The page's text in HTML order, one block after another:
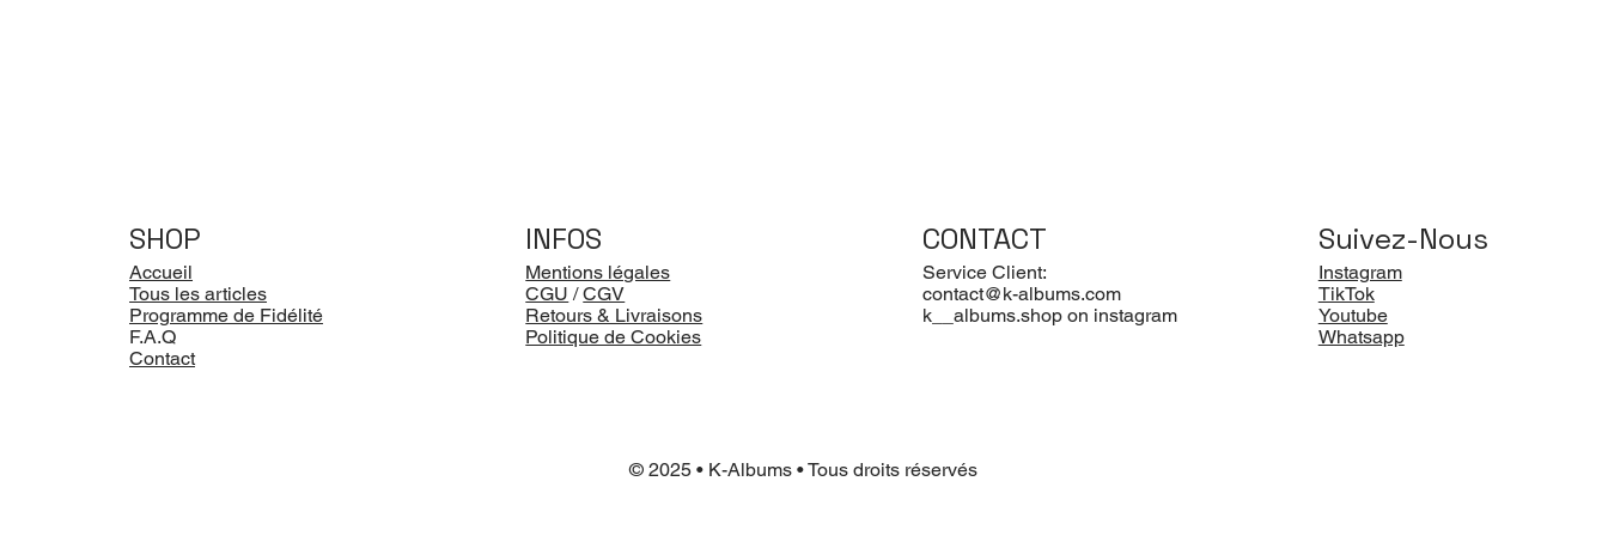
SHOP
Accueil
Tous les articles
Programme de Fidélité
F.A.Q
Contact
INFOS
Mentions légales
CGU /CGV
Retours & Livraisons
Politique de Cookies
CONTACT
Service Client:
contact@k-albums.com
k__albums.shop on instagram
Suivez-Nous
Instagram
TikTok
Youtube
Whatsapp
© 2025 • K-Albums • Tous droits réservés